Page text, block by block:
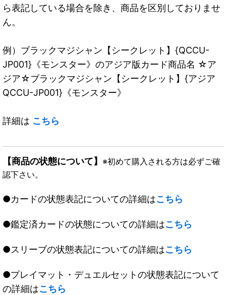
ら表記している場合を除き、商品を区別しておりませ
ん。
例）ブラックマジシャン【シークレット】{QCCU-
JP001}《モンスター》のアジア版カード商品名 ☆ア
ジア☆ブラックマジシャン【シークレット】{アジア
QCCU-JP001}《モンスター》
詳細は こちら
【商品の状態について】 ※初めて購入される方は必ずご確
認下さい。
●カードの状態表記についての詳細はこちら
●鑑定済カードの状態についての詳細はこちら
●スリーブの状態表記についての詳細はこちら
●プレイマット・デュエルセットの状態表記について
の詳細はこちら